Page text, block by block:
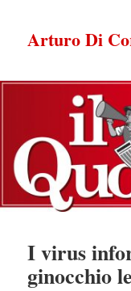
Arturo Di
I virus
ginocchio